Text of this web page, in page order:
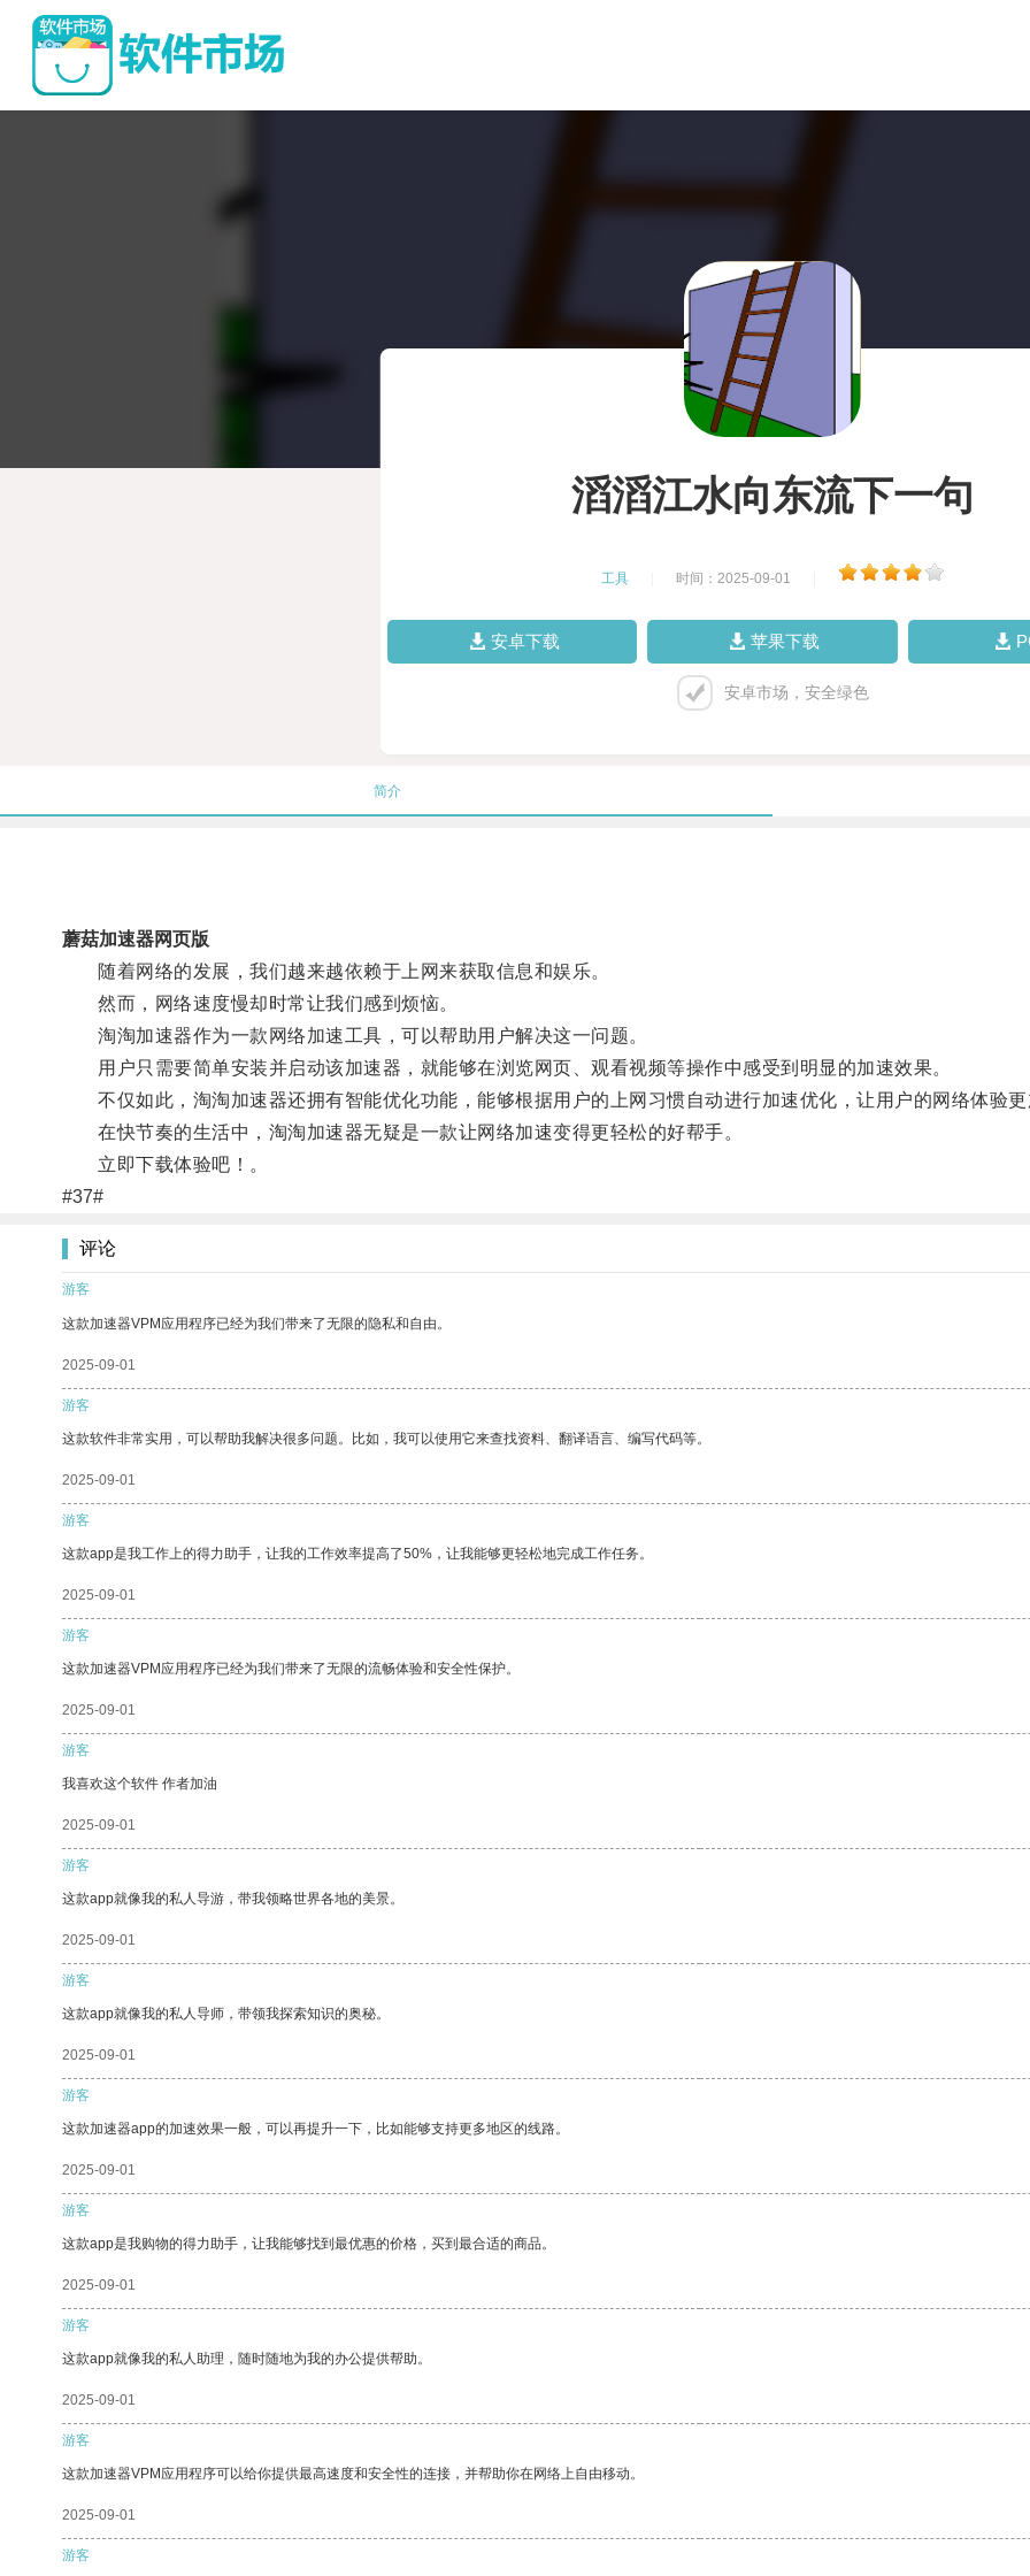
滔滔江水向东流下一句
工具 时间：2025-09-01
安卓下载 苹果下载
安卓市场，安全绿色
简介
蘑菇加速器网页版
随着网络的发展，我们越来越依赖于上网来获取信息和娱乐。
然而，网络速度慢却时常让我们感到烦恼。
淘淘加速器作为一款网络加速工具，可以帮助用户解决这一问题。
用户只需要简单安装并启动该加速器，就能够在浏览网页、观看视频等操作中感受到明显的加速效果。
不仅如此，淘淘加速器还拥有智能优化功能，能够根据用户的上网习惯自动进行加速优化，让用户的网络体验更
在快节奏的生活中，淘淘加速器无疑是一款让网络加速变得更轻松的好帮手。
立即下载体验吧！。
#37#
评论
游客
这款加速器VPM应用程序已经为我们带来了无限的隐私和自由。
2025-09-01
游客
这款软件非常实用，可以帮助我解决很多问题。比如，我可以使用它来查找资料、翻译语言、编写代码等。
2025-09-01
游客
这款app是我工作上的得力助手，让我的工作效率提高了50%，让我能够更轻松地完成工作任务。
2025-09-01
游客
这款加速器VPM应用程序已经为我们带来了无限的流畅体验和安全性保护。
2025-09-01
游客
我喜欢这个软件 作者加油
2025-09-01
游客
这款app就像我的私人导游，带我领略世界各地的美景。
2025-09-01
游客
这款app就像我的私人导师，带领我探索知识的奥秘。
2025-09-01
游客
这款加速器app的加速效果一般，可以再提升一下，比如能够支持更多地区的线路。
2025-09-01
游客
这款app是我购物的得力助手，让我能够找到最优惠的价格，买到最合适的商品。
2025-09-01
游客
这款app就像我的私人助理，随时随地为我的办公提供帮助。
2025-09-01
游客
这款加速器VPM应用程序可以给你提供最高速度和安全性的连接，并帮助你在网络上自由移动。
2025-09-01
游客